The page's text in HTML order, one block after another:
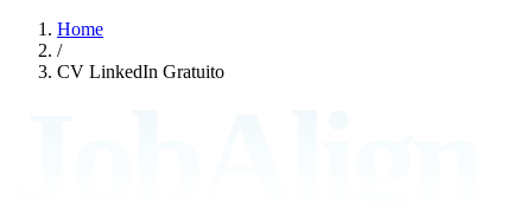
Home
/
CV LinkedIn Gratuito